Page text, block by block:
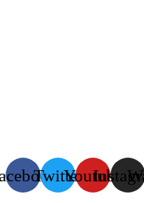
TwitterYoutube